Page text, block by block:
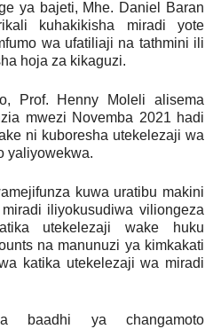
ya bajeti, Mhe. Daniel Baran
kuhakikisha miradi yote
wa ufatiliaji na tathmini ili
hoja za kikaguzi.
Prof. Henny Moleli alisema
mwezi Novemba 2021 hadi
ni kuboresha utekelezaji wa
yaliyowekwa.
kuwa uratibu makini
iliyokusudiwa viliongeza
utekelezaji wake huku
na manunuzi ya kimkakati
katika utekelezaji wa miradi
baadhi ya changamoto